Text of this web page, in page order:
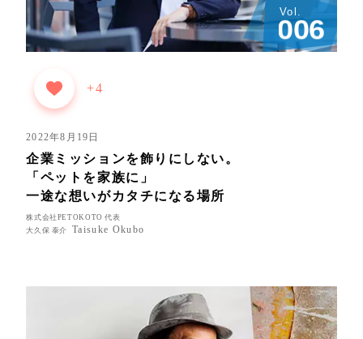
Vol.
006
+4
2022年8月19日
企業ミッションを飾りにしない。
「ペットを家族に」
一途な想いがカタチになる場所
株式会社PETOKOTO 代表
大久保 泰介
Taisuke Okubo